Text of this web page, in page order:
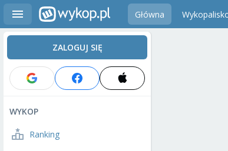
Główna
ZALOGUJ SIĘ
WYKOP
Ranking